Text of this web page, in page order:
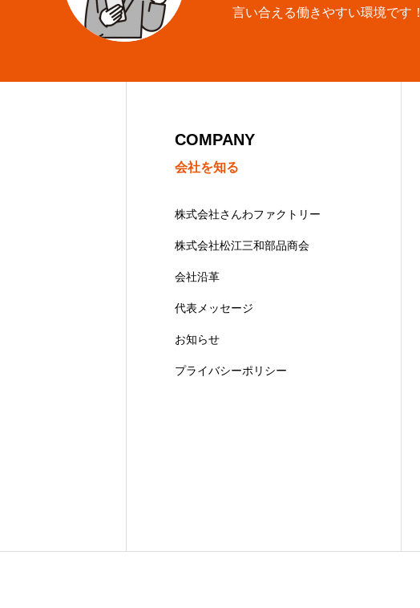
お知らせ
言い合える働きやすい環境です！
COMPANY
会社を知る
株式会社さんわファクトリー
株式会社松江三和部品商会
会社沿革
代表メッセージ
お知らせ
プライバシーポリシー